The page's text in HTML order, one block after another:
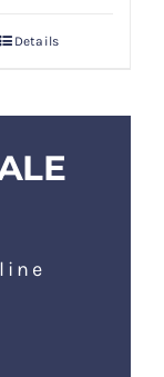
Details